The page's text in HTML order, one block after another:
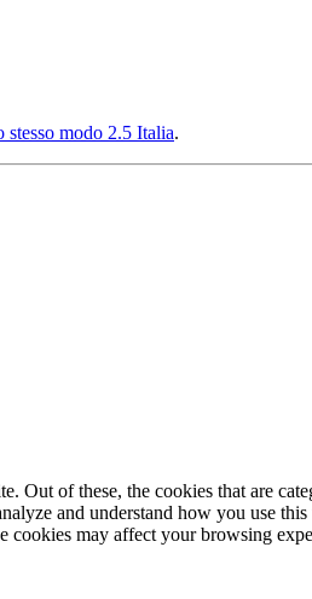
modo 2.5 Italia.
of these, the cookies that are
and understand how you use
cookies may affect your browsing